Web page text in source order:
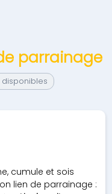
parrainage
cumule et sois
lien de parrainage :